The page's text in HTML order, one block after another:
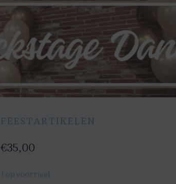
FEESTARTIKELEN
€35,00
1 op voorraad